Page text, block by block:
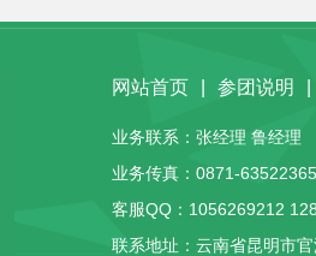
网站首页 参团说明
业务联系：张经理 鲁经理
业务传真：0871-
客服QQ： 1056269212
联系地址：云南省昆明市